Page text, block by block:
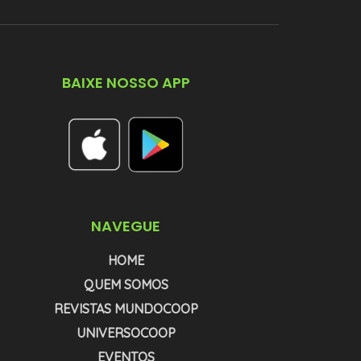
BAIXE NOSSO APP
NAVEGUE
HOME
QUEM SOMOS
REVISTAS MUNDOCOOP
UNIVERSOCOOP
EVENTOS